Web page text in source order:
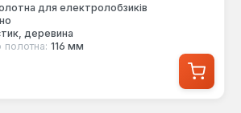
для електролобзиків
деревина
116 мм